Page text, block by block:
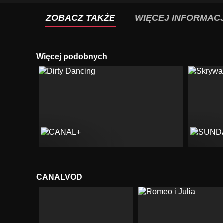
ZOBACZ TAKŻE WIĘCEJ
Więcej podobnych
CANALVOD